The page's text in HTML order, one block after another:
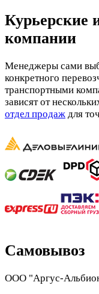
Курьерские
компании
Менеджеры сами
конкретного
транспортными
зависят от
отдел продаж для
Самовывоз
ООО "Аргус-